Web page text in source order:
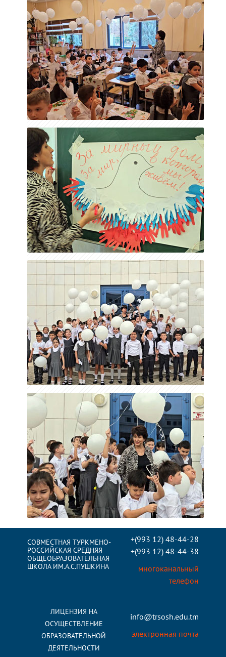
СОВМЕСТНАЯ ТУРКМЕНО-
РОССИЙСКАЯ СРЕДНЯЯ
ОБЩЕОБРАЗОВАТЕЛЬНАЯ
ШКОЛА ИМ.А.С.ПУШКИНА
ЛИЦЕНЗИЯ НА
ОСУЩЕСТВЛЕНИЕ
ОБРАЗОВАТЕЛЬНОЙ
ДЕЯТЕЛЬНОСТИ
+(993 12) 48-44-28
+(993 12) 48-44-38
многоканальный
телефон
info@trsosh.edu.tm
электронная почта